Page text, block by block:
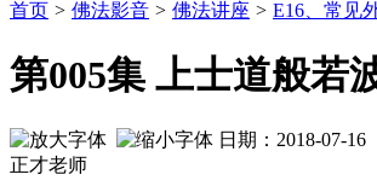
首页 > 佛法影音 > 佛法讲座 > E16、常见
第005集 上士道般若
日期：2018-07-16
正才老师